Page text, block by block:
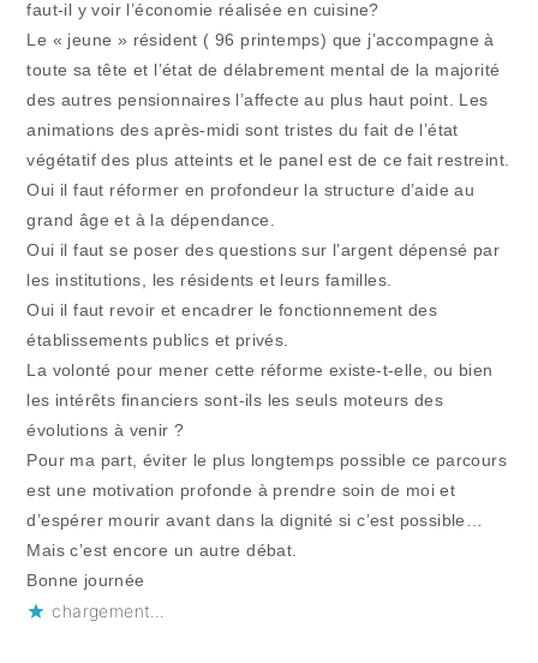
faut-il y voir l’économie réalisée en cuisine?
Le « jeune » résident ( 96 printemps) que j’accompagne à
toute sa tête et l’état de délabrement mental de la majorité
des autres pensionnaires l’affecte au plus haut point. Les
animations des après-midi sont tristes du fait de l’état
végétatif des plus atteints et le panel est de ce fait restreint.
Oui il faut réformer en profondeur la structure d’aide au
grand âge et à la dépendance.
Oui il faut se poser des questions sur l’argent dépensé par
les institutions, les résidents et leurs familles.
Oui il faut revoir et encadrer le fonctionnement des
établissements publics et privés.
La volonté pour mener cette réforme existe-t-elle, ou bien
les intérêts financiers sont-ils les seuls moteurs des
évolutions à venir ?
Pour ma part, éviter le plus longtemps possible ce parcours
est une motivation profonde à prendre soin de moi et
d’espérer mourir avant dans la dignité si c’est possible…
Mais c’est encore un autre débat.
Bonne journée
chargement…